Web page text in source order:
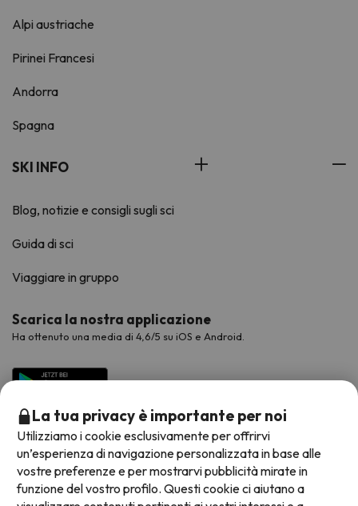
Alpi austriache
Pirinei Francesi
Andorra
Spagna
SKI INFO
Blog, notizie e consigli sugli sci
Guida di sci
Viaggiare in gruppo
Scarica la nostra applicazione
Ha ottenuto una media di 4,6/5 su iOS e Android.
La tua privacy è importante per noi
Utilizziamo i cookie esclusivamente per offrirvi
un’esperienza di navigazione personalizzata in base alle
vostre preferenze e per mostrarvi pubblicità mirate in
funzione del vostro profilo. Questi cookie ci aiutano a